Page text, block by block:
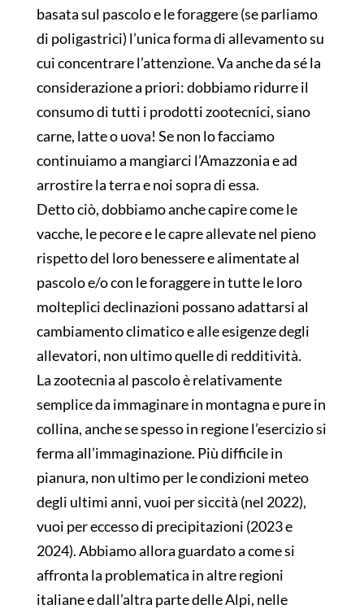
basata sul pascolo e le foraggere (se parliamo
di poligastrici) l’unica forma di allevamento su
cui concentrare l’attenzione. Va anche da sé la
considerazione a priori: dobbiamo ridurre il
consumo di tutti i prodotti zootecnici, siano
carne, latte o uova! Se non lo facciamo
continuiamo a mangiarci l’Amazzonia e ad
arrostire la terra e noi sopra di essa.
Detto ciò, dobbiamo anche capire come le
vacche, le pecore e le capre allevate nel pieno
rispetto del loro benessere e alimentate al
pascolo e/o con le foraggere in tutte le loro
molteplici declinazioni possano adattarsi al
cambiamento climatico e alle esigenze degli
allevatori, non ultimo quelle di redditività.
La zootecnia al pascolo è relativamente
semplice da immaginare in montagna e pure in
collina, anche se spesso in regione l’esercizio si
ferma all’immaginazione. Più difficile in
pianura, non ultimo per le condizioni meteo
degli ultimi anni, vuoi per siccità (nel 2022),
vuoi per eccesso di precipitazioni (2023 e
2024). Abbiamo allora guardato a come si
affronta la problematica in altre regioni
italiane e dall’altra parte delle Alpi, nelle